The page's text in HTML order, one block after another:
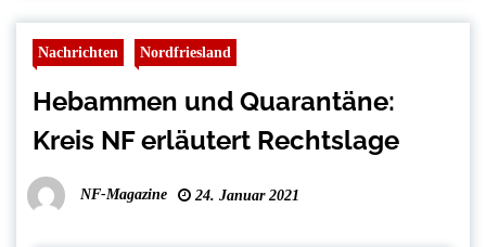
Nachrichten Nordfriesland
Hebammen und Quarantäne:
Kreis NF erläutert Rechtslage
NF-Magazine 24. Januar 2021